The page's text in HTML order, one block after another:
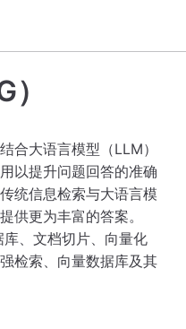
合大语言模型（LLM）
以提升问题回答的准确
统信息检索与大语言模
供更为丰富的答案。
、文档切片、向量化
检索、向量数据库及其